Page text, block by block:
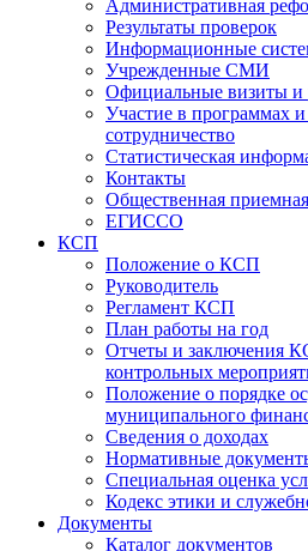
Административная
Результаты проверок
Информационные
Учрежденные СМИ
Официальные визиты и
Участие в программах
сотрудничество
Статистическая
Контакты
Общественная приемная
ЕГИССО
КСП
Положение о КСП
Руководитель
Регламент КСП
План работы на год
Отчеты и заключения
контрольных
Положение о порядке
муниципального
Сведения о доходах
Нормативные
Специальная оценка
Кодекс этики и
Документы
Каталог документов